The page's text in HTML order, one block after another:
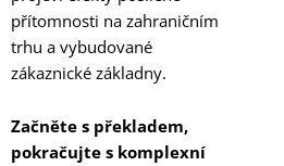
přítomnosti na zahraničním
trhu a vybudované
zákaznické základny.
Začněte s překladem,
pokračujte s komplexní